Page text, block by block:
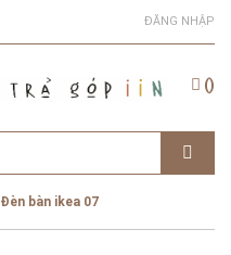
ĐĂNG NHẬP
()
Đèn bàn ikea 07